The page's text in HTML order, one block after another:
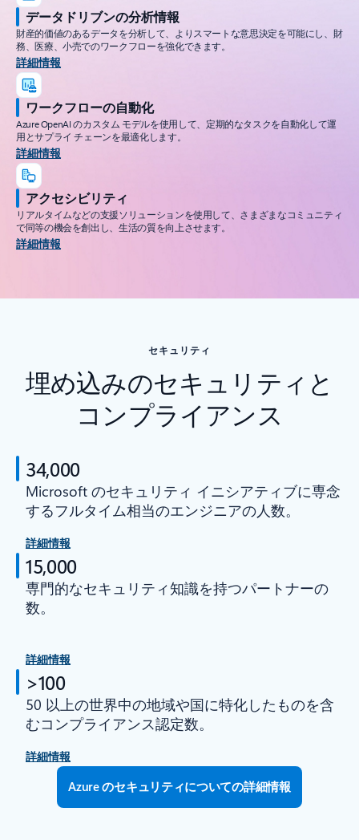
データドリブンの分析情報
財産的価値のあるデータを分析して、よりスマートな意思決定を可能にし、財
務、医療、小売でのワークフローを強化できます。
詳細情報
ワークフローの自動化
Azure OpenAI のカスタム モデルを使用して、定期的なタスクを自動化して運
用とサプライ チェーンを最適化します。
詳細情報
アクセシビリティ
リアルタイムなどの支援ソリューションを使用して、さまざまなコミュニティ
で同等の機会を創出し、生活の質を向上させます。
詳細情報
セキュリティ
埋め込みのセキュリティと
コンプライアンス
34,000
Microsoft のセキュリティ イニシアティブに専念
するフルタイム相当のエンジニアの人数。
詳細情報
15,000
専門的なセキュリティ知識を持つパートナーの
数。
詳細情報
>100
50 以上の世界中の地域や国に特化したものを含
むコンプライアンス認定数。
詳細情報
Azure のセキュリティについての詳細情報